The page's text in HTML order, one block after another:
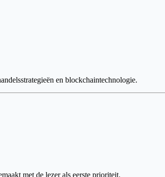
en blockchaintechnologie.
met de lezer als eerste prioriteit.